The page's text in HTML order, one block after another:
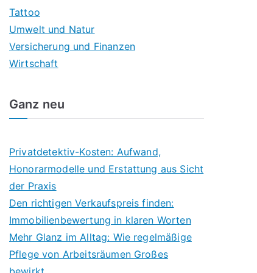
Tattoo
Umwelt und Natur
Versicherung und Finanzen
Wirtschaft
Ganz neu
Privatdetektiv-Kosten: Aufwand,
Honorarmodelle und Erstattung aus Sicht
der Praxis
Den richtigen Verkaufspreis finden:
Immobilienbewertung in klaren Worten
Mehr Glanz im Alltag: Wie regelmäßige
Pflege von Arbeitsräumen Großes